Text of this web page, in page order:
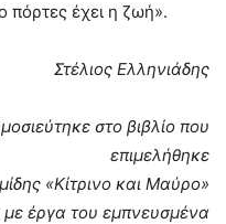
πόρτες έχει η ζωή».
Στέλιος Ελληνιάδης
στο βιβλίο που
επιμελήθηκε
«Κίτρινο και Μαύρο»
έργα του εμπνευσμένα